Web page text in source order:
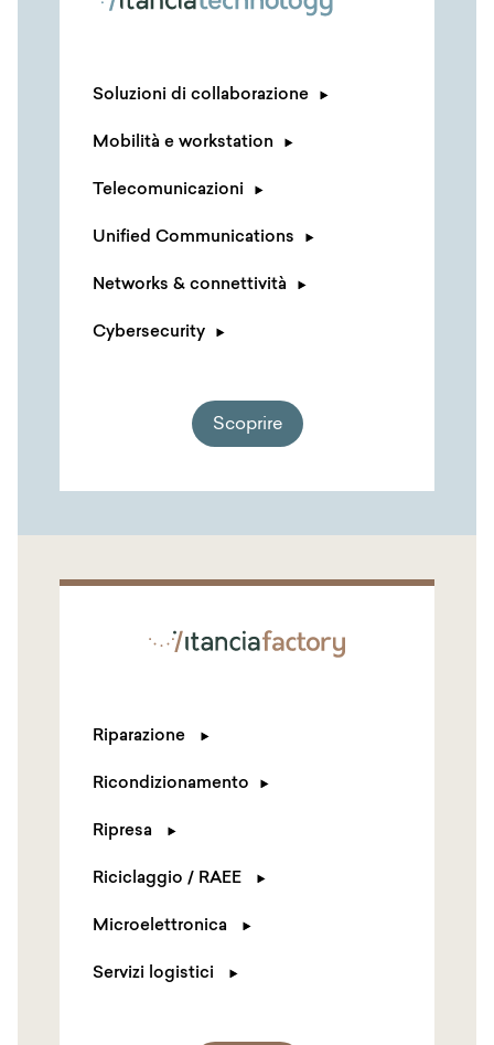
Soluzioni di collaborazione
Mobilità e workstation
Telecomunicazioni
Unified Communications
Networks & connettività
Cybersecurity
Scoprire
Riparazione
Ricondizionamento
Ripresa
Riciclaggio / RAEE
Microelettronica
Servizi logistici